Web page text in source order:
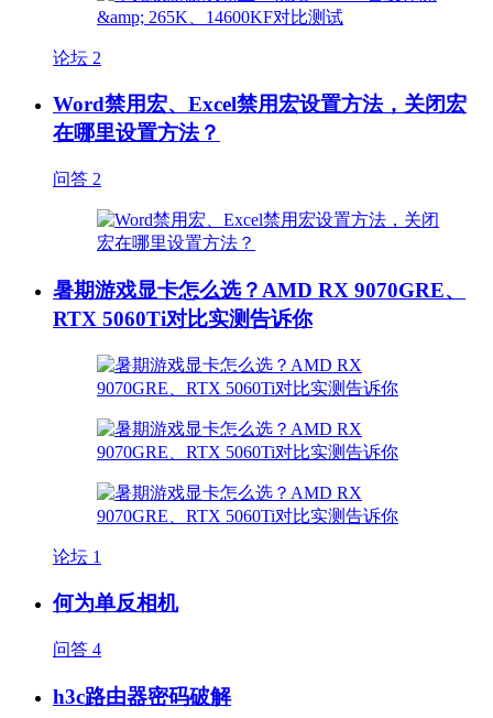
论坛 2
Word禁用宏、Excel禁用宏设置方法，关闭宏
在哪里设置方法？
问答 2
暑期游戏显卡怎么选？AMD RX 9070GRE、
RTX 5060Ti对比实测告诉你
论坛 1
何为单反相机
问答 4
h3c路由器密码破解